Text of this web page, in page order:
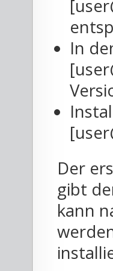
In
Der
gibt
kann